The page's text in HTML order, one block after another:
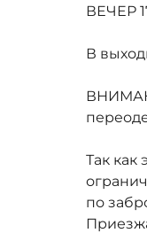
ВЕЧЕР
В
Так как
по